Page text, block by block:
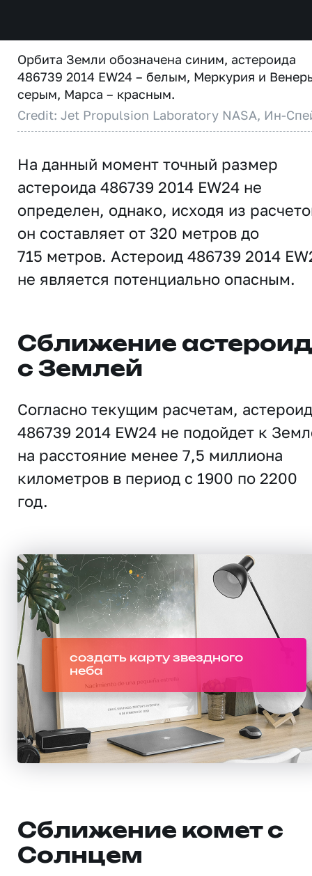
Орбита Земли обозначена синим, астероида
486739 2014 EW24 – белым, Меркурия и
серым, Марса – красным.
Credit: Jet Propulsion Laboratory NASA, Ин-
На данный момент точный размер
астероида 486739 2014 EW24 не
определен, однако, исходя из
он составляет от 320 метров до
715 метров. Астероид 486739 2014
не является потенциально опасным.
Сближение
с Землей
Согласно текущим расчетам, астероид
486739 2014 EW24 не подойдет к
на расстояние менее 7,5 миллиона
километров в период с 1900 по 2200
год.
создать карту звездного
неба
Сближение комет с
Солнцем